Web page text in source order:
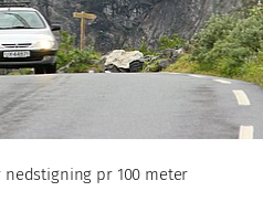
nedstigning pr 100 meter